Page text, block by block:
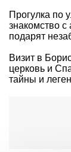
Прогулка по
знакомство
подарят
Визит в
церковь и
тайны и